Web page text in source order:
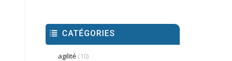
CATÉGORIES
agilité (10)